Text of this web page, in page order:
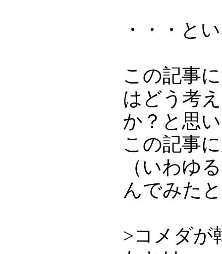
・・・と
この記事
はどう考
か？と思い
この記事
（いわゆ
んでみた
>コメダが